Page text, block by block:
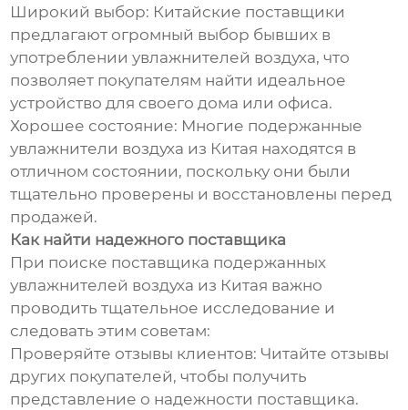
Широкий выбор: Китайские поставщики
предлагают огромный выбор бывших в
употреблении увлажнителей воздуха, что
позволяет покупателям найти идеальное
устройство для своего дома или офиса.
Хорошее состояние: Многие подержанные
увлажнители воздуха из Китая находятся в
отличном состоянии, поскольку они были
тщательно проверены и восстановлены перед
продажей.
Как найти надежного поставщика
При поиске поставщика подержанных
увлажнителей воздуха из Китая важно
проводить тщательное исследование и
следовать этим советам:
Проверяйте отзывы клиентов: Читайте отзывы
других покупателей, чтобы получить
представление о надежности поставщика.